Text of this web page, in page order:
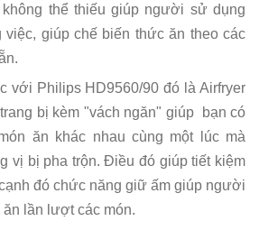
thể thiếu giúp người sử dụng
việc, giúp chế biến thức ăn theo các
với Philips HD9560/90 đó là Airfryer
bị kèm "vách ngăn" giúp bạn có
ăn khác nhau cùng một lúc mà
vị bị pha trộn. Điều đó giúp tiết kiệm
đó chức năng giữ ấm giúp người
lần lượt các món.